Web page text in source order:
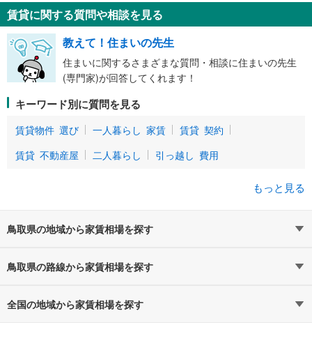
賃貸に関する質問や相談を見る
教えて！住まいの先生
住まいに関するさまざまな質問・相談に住まいの先生
(専門家)が回答してくれます！
キーワード別に質問を見る
賃貸物件 選び 一人暮らし 家賃
賃貸 契約
賃貸 不動産屋
二人暮らし 引っ越し 費用
もっと見る
鳥取県の地域から家賃相場を探す
鳥取県の路線から家賃相場を探す
全国の地域から家賃相場を探す